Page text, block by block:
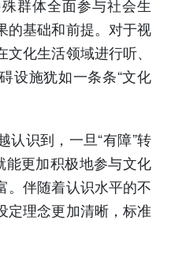
体全面参与社会生
的基础和前提。对于视
化生活领域进行听、
设施犹如一条条“文化
识到，一旦“有障”转
能更加积极地参与文化
。伴随着认识水平的不
定理念更加清晰，标准